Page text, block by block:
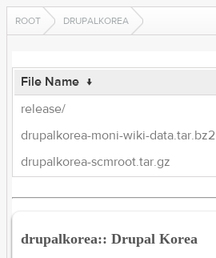
ROOT DRUPALKOREA
File Name ↓
release/
drupalkorea-moni-wiki-data.tar.bz2
drupalkorea-scmroot.tar.gz
drupalkorea:: Drupal Korea